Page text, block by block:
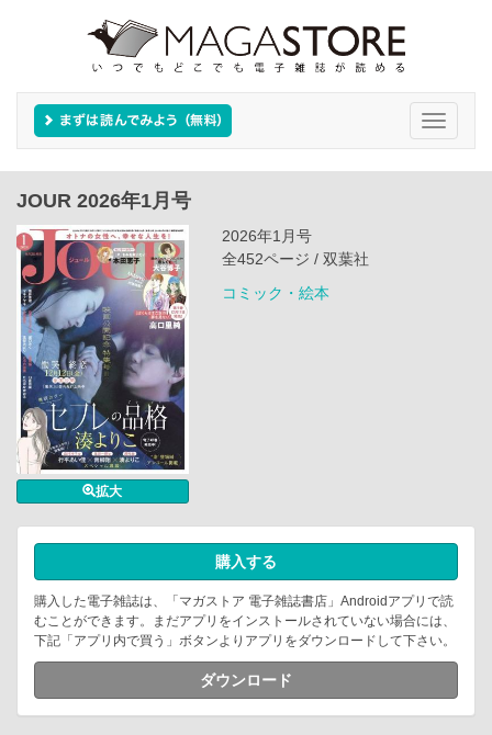
Toggle
JOUR 2026年1月号
拡大
2026年1月号
全452ページ / 双葉社
コミック・絵本
購入する
購入した電子雑誌は、「マガストア 電子雑誌書店」Androidアプリで読
むことができます。まだアプリをインストールされていない場合には、
下記「アプリ内で買う」ボタンよりアプリをダウンロードして下さい。
ダウンロード